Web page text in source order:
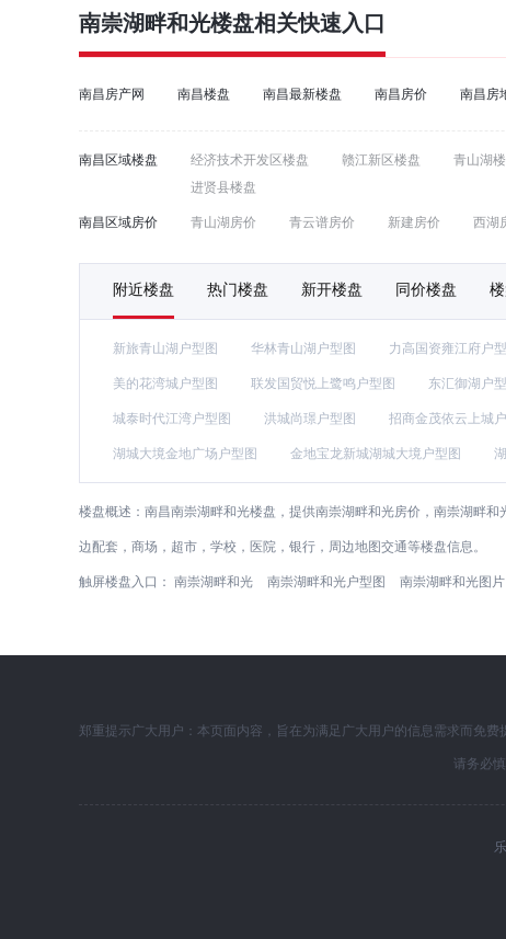
南崇湖畔和光楼盘相关快速入口
南昌房产网 南昌楼盘 南昌最新楼盘 南昌房价 南昌房
南昌区域楼盘 经济技术开发区楼盘 赣江新区楼盘 青山湖
进贤县楼盘
南昌区域房价 青山湖房价 青云谱房价 新建房价 西湖
附近楼盘 热门楼盘 新开楼盘 同价楼盘
新旅青山湖户型图 华林青山湖户型图 力高国资雍江府户
美的花湾城户型图 联发国贸悦上鹭鸣户型图 东汇御湖户
城泰时代江湾户型图 洪城尚璟户型图 招商金茂依云上城
湖城大境金地广场户型图 金地宝龙新城湖城大境户型图
楼盘概述： 南昌南崇湖畔和光楼盘，提供南崇湖畔和光房价，南崇湖畔
边配套，商场，超市，学校，医院，银行，周边地图交通等楼盘信息。
触屏楼盘入口： 南崇湖畔和光 南崇湖畔和光户型图 南崇湖畔和光图片
郑重提示广大用户：本页面内容，旨在为满足广大用户的信息需求而免
请务必